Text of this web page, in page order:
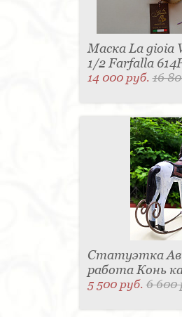
Маска La gioia
1/2 Farfalla
14 000 руб.16
Статуэтка
работа Конь
5 500 руб.6 600